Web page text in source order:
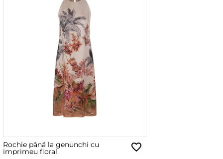
Rochie până la genunchi cu
imprimeu floral